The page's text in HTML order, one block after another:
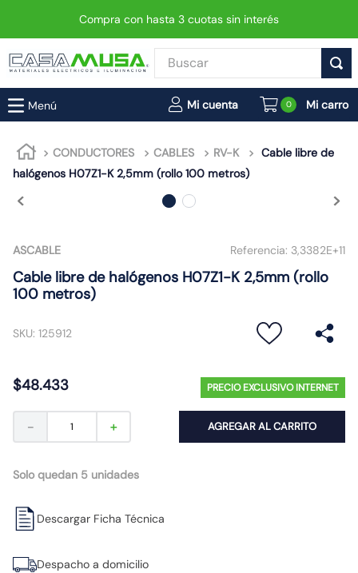
Compra con hasta 3 cuotas sin interés
Buscar
0
CONDUCTORES CABLES RV-K
Cable libre de
halógenos H07Z1-K 2,5mm (rollo 100 metros)
ASCABLE Referencia: 3,3382E+11
Cable libre de halógenos H07Z1-K 2,5mm (rollo
100 metros)
SKU: 125912
$48.433 PRECIO EXCLUSIVO INTERNET
＋
－ AGREGAR AL CARRITO
Solo quedan 5 unidades
Descargar Ficha Técnica
Despacho a domicilio
TÉRMINOS MÁS BUSCADOS
1.
enchufe
2
interruptor
3.
luminaria vial led neo
4.
foco
7.
matixgo